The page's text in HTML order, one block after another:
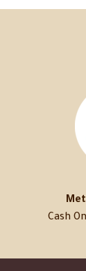
Cash